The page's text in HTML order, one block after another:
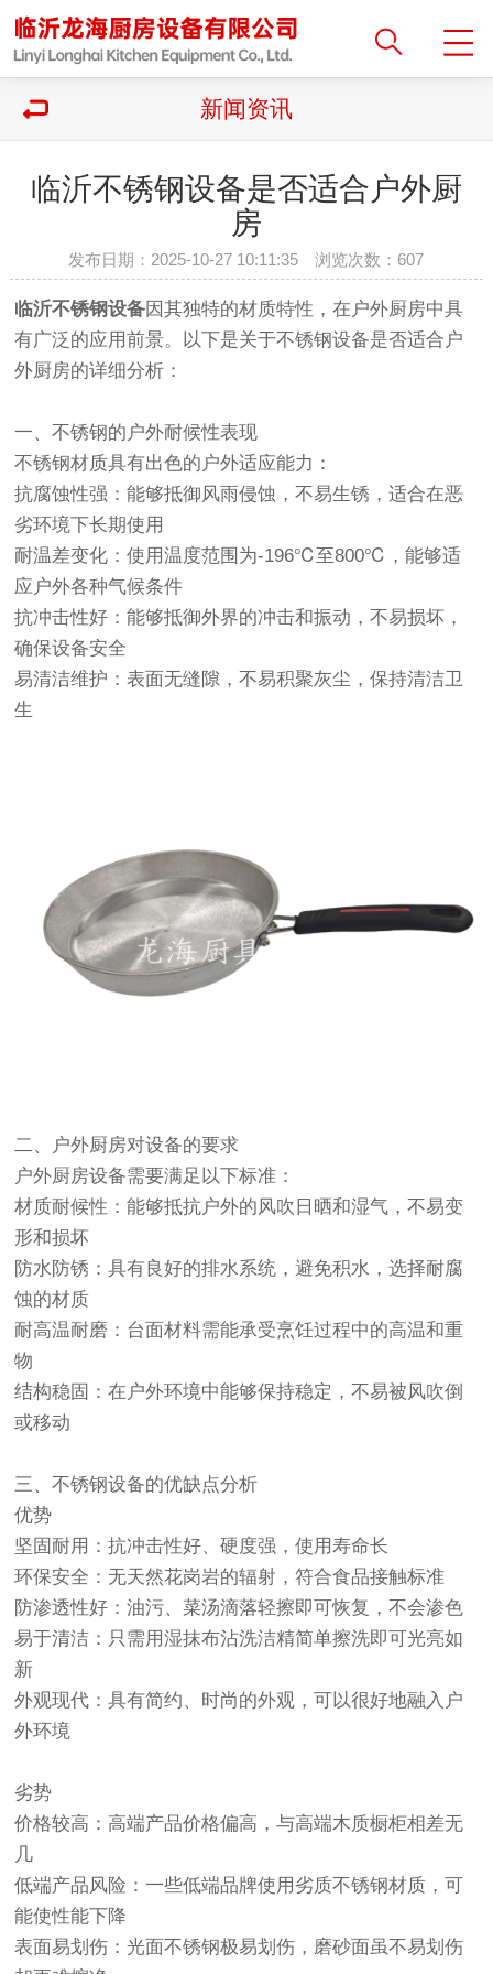
新闻资讯
临沂不锈钢设备是否适合户外厨
房
发布日期：2025-10-27 10:11:35 浏览次数： 607
临沂不锈钢设备因其独特的材质特性，在户外厨房中具
有广泛的应用前景。以下是关于不锈钢设备是否适合户
外厨房的详细分析：
一、不锈钢的户外耐候性表现
不锈钢材质具有出色的户外适应能力：
‌抗腐蚀性强‌：能够抵御风雨侵蚀，不易生锈，适合在恶
劣环境下长期使用‌
‌耐温差变化‌：使用温度范围为-196℃至800℃，能够适
应户外各种气候条件‌
‌抗冲击性好‌：能够抵御外界的冲击和振动，不易损坏，
确保设备安全‌
‌易清洁维护‌：表面无缝隙，不易积聚灰尘，保持清洁卫
生‌
二、户外厨房对设备的要求
户外厨房设备需要满足以下标准：
‌材质耐候性‌：能够抵抗户外的风吹日晒和湿气，不易变
形和损坏‌
‌防水防锈‌：具有良好的排水系统，避免积水，选择耐腐
蚀的材质‌
‌耐高温耐磨‌：台面材料需能承受烹饪过程中的高温和重
物‌
‌结构稳固‌：在户外环境中能够保持稳定，不易被风吹倒
或移动‌
三、不锈钢设备的优缺点分析
优势
‌坚固耐用‌：抗冲击性好、硬度强，使用寿命长‌
‌环保安全‌：无天然花岗岩的辐射，符合食品接触标准‌
‌防渗透性好‌：油污、菜汤滴落轻擦即可恢复，不会渗色‌
‌易于清洁‌：只需用湿抹布沾洗洁精简单擦洗即可光亮如
新‌
‌外观现代‌：具有简约、时尚的外观，可以很好地融入户
外环境‌
劣势
‌价格较高‌：高端产品价格偏高，与高端木质橱柜相差无
几‌
‌低端产品风险‌：一些低端品牌使用劣质不锈钢材质，可
能使性能下降‌
‌表面易划伤‌：光面不锈钢极易划伤，磨砂面虽不易划伤